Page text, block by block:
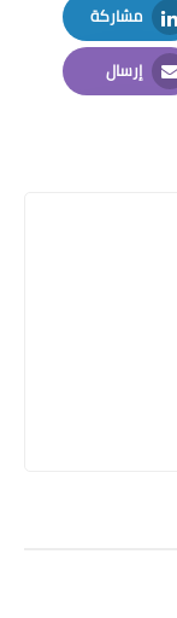
مشاركة
LinkedIn
إرسال
Email